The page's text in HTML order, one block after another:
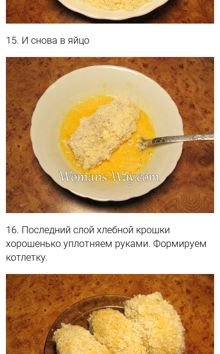
15. И снова в яйцо
16. Последний слой хлебной крошки
хорошенько уплотняем руками. Формируем
котлетку.